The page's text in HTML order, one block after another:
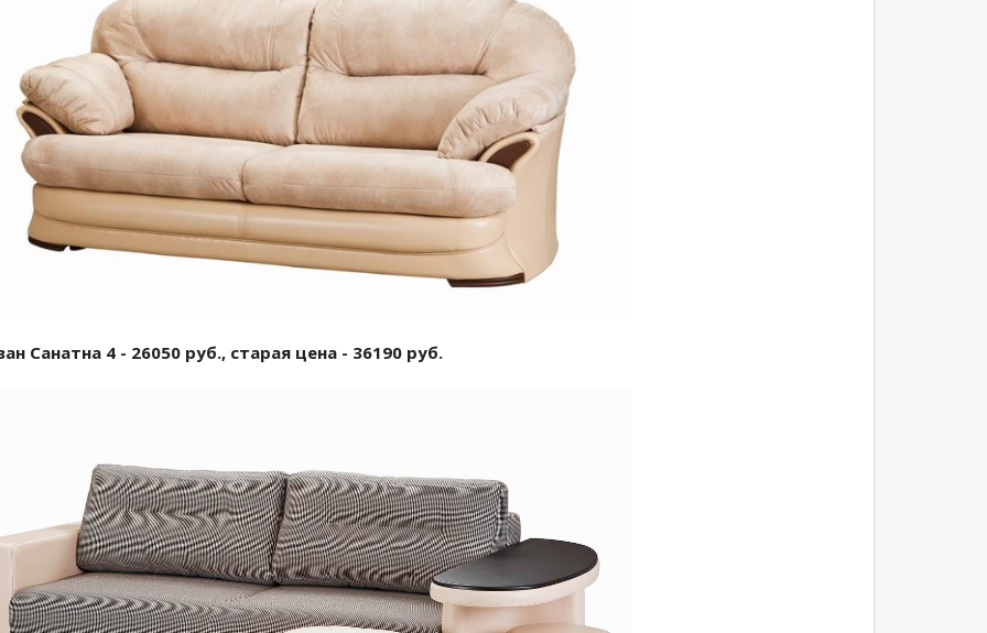
Санатна 4 - 26050 руб., старая цена - 36190 руб.